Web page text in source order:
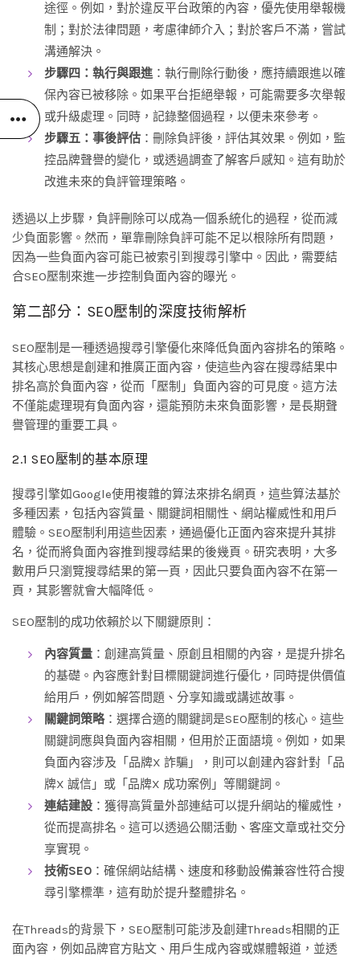
途徑。例如，對於違反平台政策的內容，優先使用舉報機
制；對於法律問題，考慮律師介入；對於客戶不滿，嘗試
溝通解決。
步驟四：執行與跟進 ：執行刪除行動後，應持續跟進以確
保內容已被移除。如果平台拒絕舉報，可能需要多次舉報
或升級處理。同時，記錄整個過程，以便未來參考。
步驟五：事後評估 ：刪除負評後，評估其效果。例如，監
控品牌聲譽的變化，或透過調查了解客戶感知。這有助於
改進未來的負評管理策略。
透過以上步驟，負評刪除可以成為一個系統化的過程，從而減
少負面影響。然而，單靠刪除負評可能不足以根除所有問題，
因為一些負面內容可能已被索引到搜尋引擎中。因此，需要結
合SEO壓制來進一步控制負面內容的曝光。
第二部分：SEO壓制的深度技術解析
SEO壓制是一種透過搜尋引擎優化來降低負面內容排名的策略。
其核心思想是創建和推廣正面內容，使這些內容在搜尋結果中
排名高於負面內容，從而「壓制」負面內容的可見度。這方法
不僅能處理現有負面內容，還能預防未來負面影響，是長期聲
譽管理的重要工具。
2.1 SEO壓制的基本原理
搜尋引擎如Google使用複雜的算法來排名網頁，這些算法基於
多種因素，包括內容質量、關鍵詞相關性、網站權威性和用戶
體驗。SEO壓制利用這些因素，通過優化正面內容來提升其排
名，從而將負面內容推到搜尋結果的後幾頁。研究表明，大多
數用戶只瀏覽搜尋結果的第一頁，因此只要負面內容不在第一
頁，其影響就會大幅降低。
SEO壓制的成功依賴於以下關鍵原則：
內容質量 ：創建高質量、原創且相關的內容，是提升排名
的基礎。內容應針對目標關鍵詞進行優化，同時提供價值
給用戶，例如解答問題、分享知識或講述故事。
關鍵詞策略：選擇合適的關鍵詞是SEO壓制的核心。這些
關鍵詞應與負面內容相關，但用於正面語境。例如，如果
負面內容涉及「品牌X 詐騙」，則可以創建內容針對「品
牌X 誠信」或「品牌X 成功案例」等關鍵詞。
連結建設 ：獲得高質量外部連結可以提升網站的權威性，
從而提高排名。這可以透過公關活動、客座文章或社交分
享實現。
技術SEO ：確保網站結構、速度和移動設備兼容性符合搜
尋引擎標準，這有助於提升整體排名。
在Threads的背景下，SEO壓制可能涉及創建Threads相關的正
面內容，例如品牌官方貼文、用戶生成內容或媒體報道，並透